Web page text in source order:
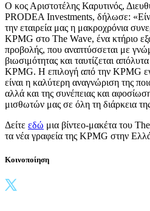
Ο κος Αριστοτέλης Καρυτινός,
PRODEA Investments, δήλωσε:
την εταιρεία μας η μακροχρόνια
KPMG στο The Wave, ένα κτήριο
προβολής, που αναπτύσσεται με
βιωσιμότητας και ταυτίζεται
KPMG. Η επιλογή από την KPMG
είναι η καλύτερη αναγνώριση της
αλλά και της συνέπειας και
μισθωτών μας σε όλη τη διάρκεια
Δείτε εδώ μια βίντεο-μακέτα του
τα νέα γραφεία της KPMG στην
Κοινοποίηση